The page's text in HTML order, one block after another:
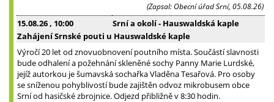
(Zapsal: Obecní úřad Srní, 05.08.26)
15.08.26, 10:00
Srní a okolí - Hauswaldská kaple
Zahájení Srnské pouti u Hauswaldské kaple
Výročí 20 let od znovuobnovení poutního místa. Součástí slavnosti
bude odhalení a požehnání skleněné sochy Panny Marie Lurdské,
jejíž autorkou je šumavská sochařka Vladěna Tesařová. Pro osoby
se sníženou pohyblivostí bude zajištěn odvoz mikrobusem obce
Srní od hasičské zbrojnice. Odjezd přibližně v 8:30 hodin.